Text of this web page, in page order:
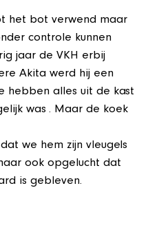
het bot verwend maar
controle kunnen
jaar de VKH erbij
Akita werd hij een
hebben alles uit de kast
was . Maar de koek
we hem zijn vleugels
ook opgelucht dat
is gebleven.